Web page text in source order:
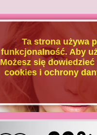
Ta strona używa
funkcjonalność. Aby
Możesz się
cookies i ochrony